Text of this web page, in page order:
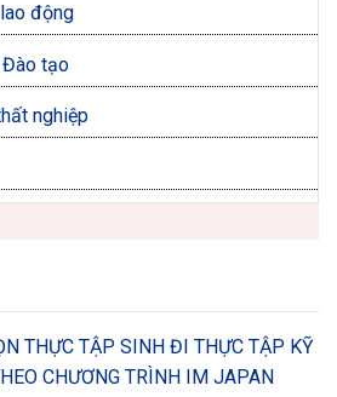
động
tạo
nghiệp
THỰC TẬP SINH ĐI THỰC TẬP KỸ
CHƯƠNG TRÌNH IM JAPAN